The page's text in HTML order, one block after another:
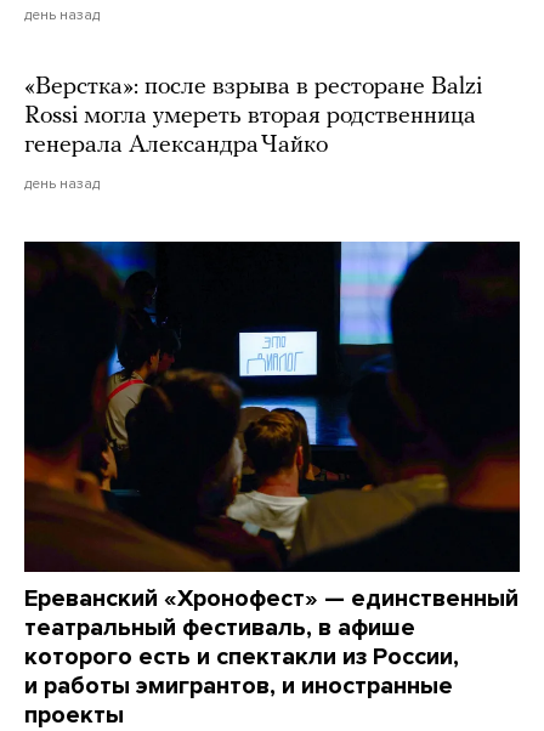
день назад
«Верстка»: после взрыва в ресторане Balzi
Rossi могла умереть вторая родственница
генерала Александра Чайко
день назад
Ереванский «Хронофест» — единственный
театральный фестиваль, в афише
которого есть и спектакли из России,
и работы эмигрантов, и иностранные
проекты